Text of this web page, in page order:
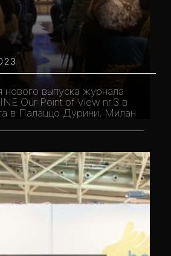
нового выпуска журнала
Our Point of View nr.3 в
в Палаццо Дурини, Милан